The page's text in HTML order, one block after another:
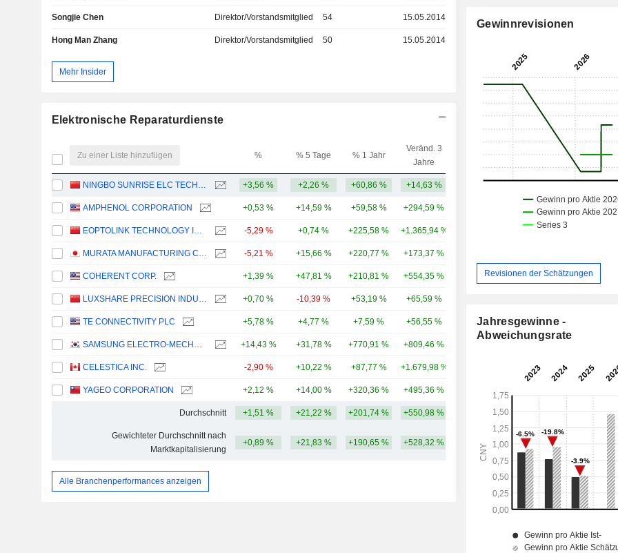
Songjie Chen Direktor/Vorstandsmitglied 54 15.05.2014
Hong Man Zhang Direktor/Vorstandsmitglied 50 15.05.2014
Mehr Insider
Elektronische Reparaturdienste
Zu einer Liste hinzufügen % % 5 Tage % 1 Jahr
Veränd. 3
Jahre
Kap.($)
NINGBO SUNRISE ELC TECHNOLOGY CO.,LTD +3,56 % +2,26 % +60,86 % +14,63 %
AMPHENOL CORPORATION +0,53 % +14,59 % +59,58 % +294,59 %
EOPTOLINK TECHNOLOGY INC., LTD. -5,29 % +0,74 % +225,58 % +1.365,94 %
MURATA MANUFACTURING CO., LTD. -5,21 % +15,66 % +220,77 % +173,37 %
COHERENT CORP. +1,39 % +47,81 % +210,81 % +554,35 % 64,21 Mrd.
LUXSHARE PRECISION INDUSTRY CO., LTD. +0,70 % -10,39 % +53,19 % +65,59 %
TE CONNECTIVITY PLC +5,78 % +4,77 % +7,59 % +56,55 % 63,12 Mrd.
SAMSUNG ELECTRO-MECHANICS CO., LTD. +14,43 % +31,78 % +770,91 % +809,46 %
CELESTICA INC. -2,90 % +10,22 % +87,77 % +1.679,98 %
YAGEO CORPORATION +2,12 % +14,00 % +320,36 % +495,36 % 36,77 Mrd.
Durchschnitt +1,51 % +21,22 % +201,74 % +550,98 % 73,14 Mrd.
Gewichteter Durchschnitt nach
Marktkapitalisierung
+0,89 % +21,83 % +190,65 % +528,32 %
Alle Branchenperformances anzeigen
Gewinnrevisionen
Revisionen der Schätzungen
Jahresgewinne -
Abweichungsrate